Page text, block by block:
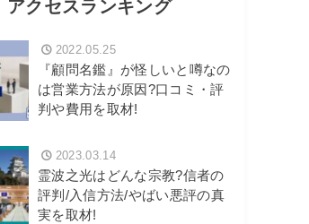
アクセスランキング
『顧問名鑑』が怪しいと噂なの
は営業方法が原因?口コミ・評
判や費用を取材!
2022.05.25
霊波之光はどんな宗教?信者の
評判/入信方法/やばい悪評の真
実を取材!
2023.03.14